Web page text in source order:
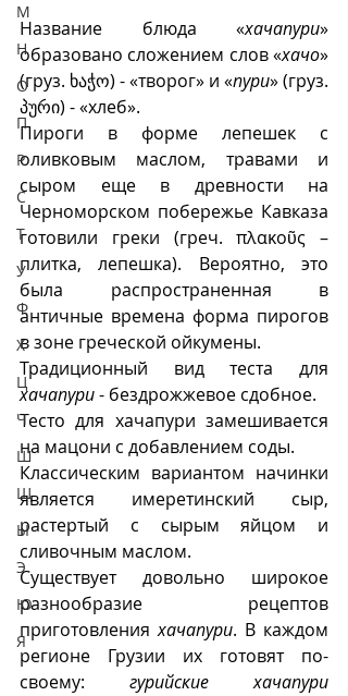
М
Н
О
П
Р
С
Т
У
Ф
Х
Ц
Ч
Ш
Щ
Ы
Э
Ю
Я
Название блюда «хачапури»
образовано сложением слов «хачо»
(груз. ხაჭო) - «творог» и «пури» (груз.
პური) - «хлеб».
Пироги в форме лепешек с
оливковым маслом, травами и
сыром еще в древности на
Черноморском побережье Кавказа
готовили греки (греч. πλακοῦς –
плитка, лепешка). Вероятно, это
была распространенная в
античные времена форма пирогов
в зоне греческой ойкумены.
хачапури - бездрожжевое сдобное.
Тесто для хачапури замешивается
на мацони с добавлением соды.
Классическим вариантом начинки
является имеретинский сыр,
растертый с сырым яйцом и
сливочным маслом.
Существует довольно широкое
разнообразие рецептов
приготовления хачапури. В каждом
регионе Грузии их готовят по-
своему: гурийские хачапури